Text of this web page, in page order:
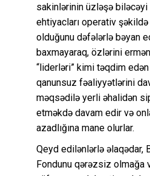
sakinlərinin üzləşə biləcəyi
ehtiyacları operativ
olduğunu dəfələrlə bəyan
baxmayaraq, özlərini
“liderləri” kimi təqdim
qanunsuz fəaliyyətlərini
məqsədilə yerli əhalidən
etməkdə davam edir və
azadlığına mane olurlar.
Qeyd edilənlərlə əlaqədar,
Fondunu qərəzsiz olmağa